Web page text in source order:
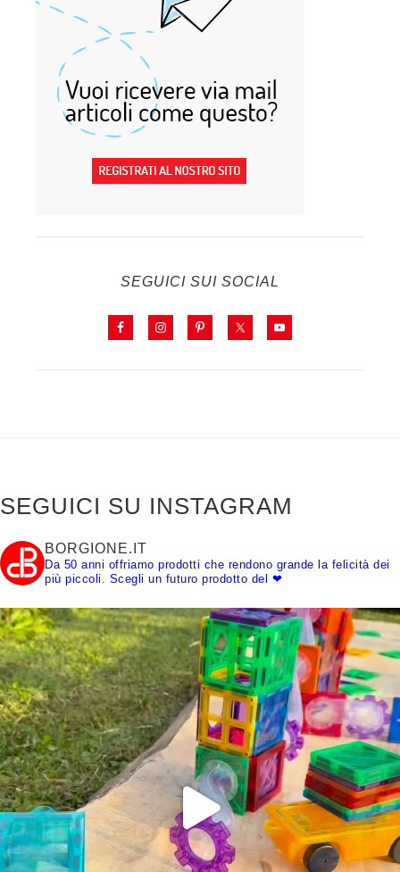
SEGUICI SUI SOCIAL
SEGUICI SU INSTAGRAM
BORGIONE.IT
Da 50 anni offriamo prodotti che rendono grande la felicità dei
più piccoli. Scegli un futuro prodotto del ❤